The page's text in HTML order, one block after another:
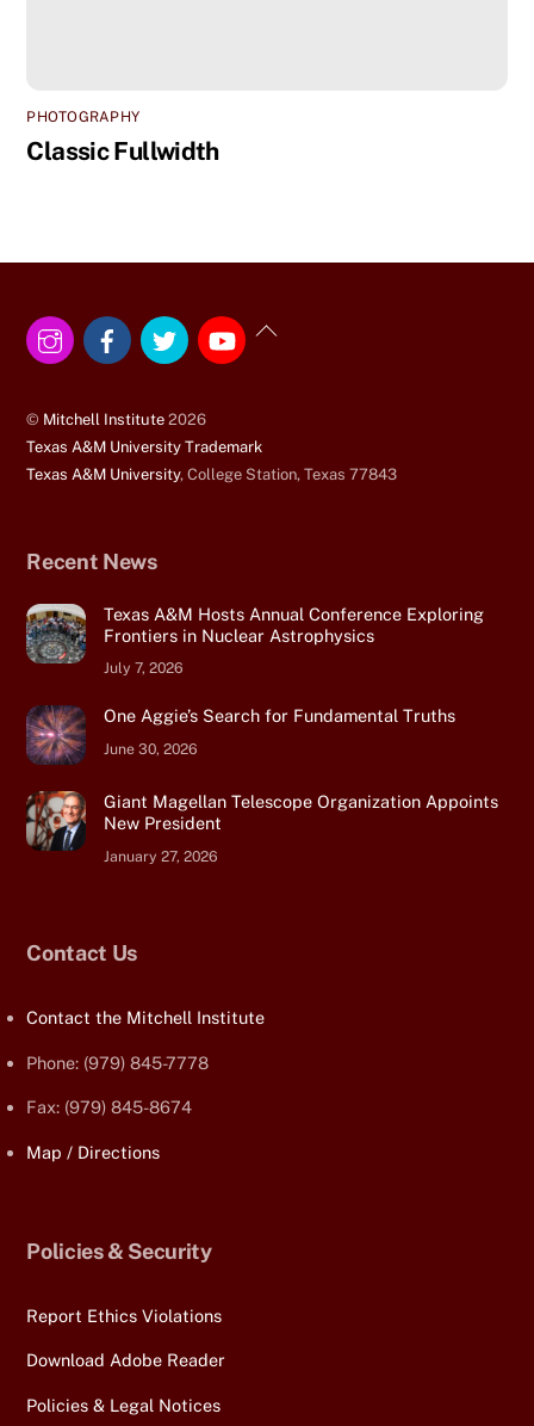
PHOTOGRAPHY
Classic Fullwidth
Back
InstagramFacebookTwitter YouTube
© Mitchell Institute 2026
Texas A&M University Trademark
Texas A&M University, College Station, Texas 77843
Recent News
Texas A&M Hosts Annual Conference Exploring
Frontiers in Nuclear Astrophysics
July 7, 2026
One Aggie’s Search for Fundamental Truths
June 30, 2026
Giant Magellan Telescope Organization Appoints
New President
January 27, 2026
Contact Us
Contact the Mitchell Institute
Phone: (979) 845-7778
Fax: (979) 845-8674
Map / Directions
Policies & Security
Report Ethics Violations
Download Adobe Reader
Policies & Legal Notices